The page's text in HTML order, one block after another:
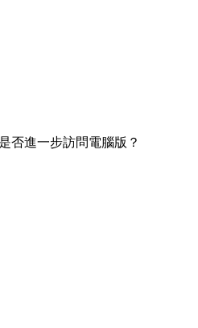
否進一步訪問電腦版？